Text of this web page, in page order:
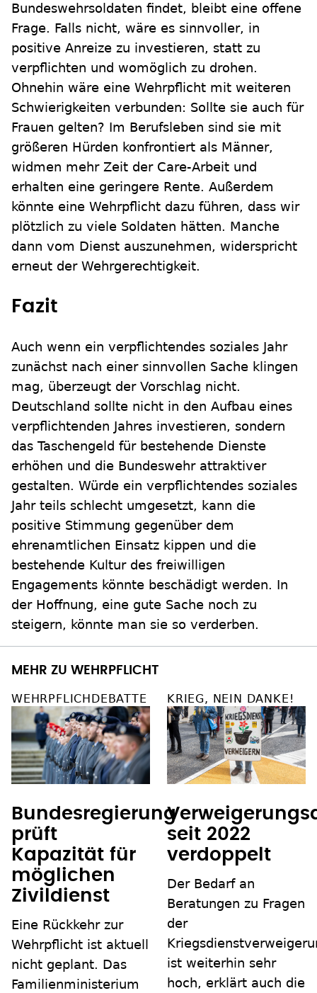
Bundeswehrsoldaten findet, bleibt eine offene
Frage. Falls nicht, wäre es sinnvoller, in
positive Anreize zu investieren, statt zu
verpflichten und womöglich zu drohen.
Ohnehin wäre eine Wehrpflicht mit weiteren
Schwierigkeiten verbunden: Sollte sie auch für
Frauen gelten? Im Berufsleben sind sie mit
größeren Hürden konfrontiert als Männer,
widmen mehr Zeit der Care-Arbeit und
erhalten eine geringere Rente. Außerdem
könnte eine Wehrpflicht dazu führen, dass wir
plötzlich zu viele Soldaten hätten. Manche
dann vom Dienst auszunehmen, widerspricht
erneut der Wehrgerechtigkeit.
Fazit
Auch wenn ein verpflichtendes soziales Jahr
zunächst nach einer sinnvollen Sache klingen
mag, überzeugt der Vorschlag nicht.
Deutschland sollte nicht in den Aufbau eines
verpflichtenden Jahres investieren, sondern
das Taschengeld für bestehende Dienste
erhöhen und die Bundeswehr attraktiver
gestalten. Würde ein verpflichtendes soziales
Jahr teils schlecht umgesetzt, kann die
positive Stimmung gegenüber dem
ehrenamtlichen Einsatz kippen und die
bestehende Kultur des freiwilligen
Engagements könnte beschädigt werden. In
der Hoffnung, eine gute Sache noch zu
steigern, könnte man sie so verderben.
MEHR ZU WEHRPFLICHT
WEHRPFLICHDEBATTE
Bundesregierung
prüft
Kapazität für
möglichen
Zivildienst
Eine Rückkehr zur
Wehrpflicht ist aktuell
nicht geplant. Das
Familienministerium
KRIEG, NEIN DANKE!
seit 2022
verdoppelt
Der Bedarf an
Beratungen zu Fragen
der
ist weiterhin sehr
hoch, erklärt auch die